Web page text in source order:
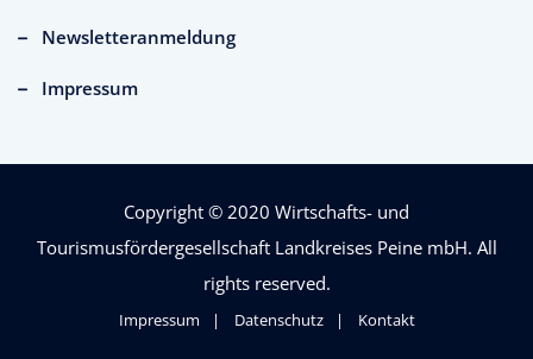
Newsletteranmeldung
Impressum
Copyright © 2020 Wirtschafts- und
Tourismusfördergesellschaft Landkreises Peine mbH. All
rights reserved.
Impressum Datenschutz Kontakt